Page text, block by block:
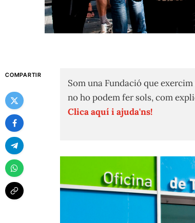
COMPARTIR
Som una Fundació que
no ho podem fer sols, com
Clica aquí i ajuda'ns!